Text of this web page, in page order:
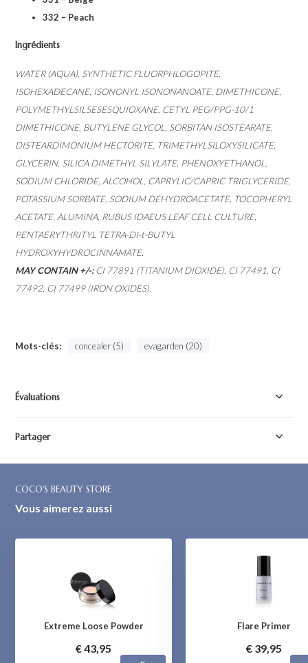
332 – Peach
Ingrédients
WATER (AQUA), SYNTHETIC FLUORPHLOGOPITE,
ISOHEXADECANE, ISONONYL ISONONANOATE, DIMETHICONE,
POLYMETHYLSILSESESQUIOXANE, CETYL PEG/PPG-10/1
DIMETHICONE, BUTYLENE GLYCOL, SORBITAN ISOSTEARATE,
DISTEARDIMONIUM HECTORITE, TRIMETHYLSILOXYSILICATE,
GLYCERIN, SILICA DIMETHYL SILYLATE, PHENOXYETHANOL,
SODIUM CHLORIDE, ALCOHOL, CAPRYLIC/CAPRIC TRIGLYCERIDE,
POTASSIUM SORBATE, SODIUM DEHYDROACETATE, TOCOPHERYL
ACETATE, ALUMINA, RUBUS IDAEUS LEAF CELL CULTURE,
PENTAERYTHRITYL TETRA-DI-t-BUTYL
HYDROXYHYDROCINNAMATE.
MAY CONTAIN +/-:CI 77891 (TITANIUM DIOXIDE), CI 77491, CI
77492, CI 77499 (IRON OXIDES).
Mots-clés: concealer (5) evagarden (20)
Évaluations
Partager
COCO'S BEAUTY STORE
Vous aimerez aussi
Extreme Loose Powder
€ 43,95
Flare Primer
€ 39,95